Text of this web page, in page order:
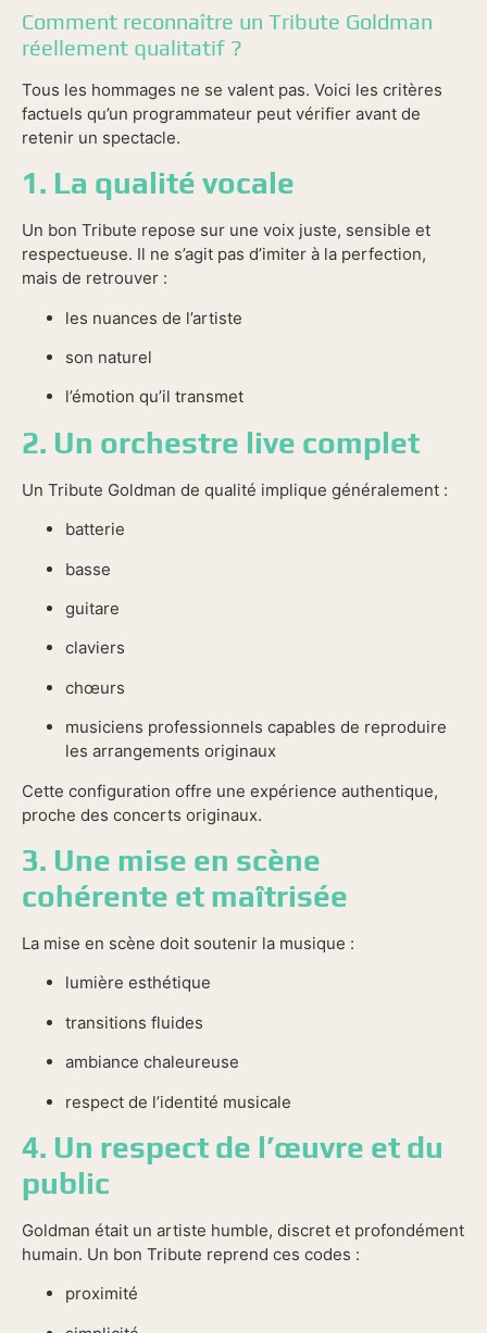
Comment reconnaître un Tribute Goldman
réellement qualitatif ?
Tous les hommages ne se valent pas. Voici les critères
factuels qu’un programmateur peut vérifier avant de
retenir un spectacle.
1. La qualité vocale
Un bon Tribute repose sur une voix juste, sensible et
respectueuse. Il ne s’agit pas d’imiter à la perfection,
mais de retrouver :
les nuances de l’artiste
son naturel
l’émotion qu’il transmet
2. Un orchestre live complet
Un Tribute Goldman de qualité implique généralement :
batterie
basse
guitare
claviers
chœurs
musiciens professionnels capables de reproduire
les arrangements originaux
Cette configuration offre une expérience authentique,
proche des concerts originaux.
3. Une mise en scène
cohérente et maîtrisée
La mise en scène doit soutenir la musique :
lumière esthétique
transitions fluides
ambiance chaleureuse
respect de l’identité musicale
4. Un respect de l’œuvre et du
public
Goldman était un artiste humble, discret et profondément
humain. Un bon Tribute reprend ces codes :
proximité